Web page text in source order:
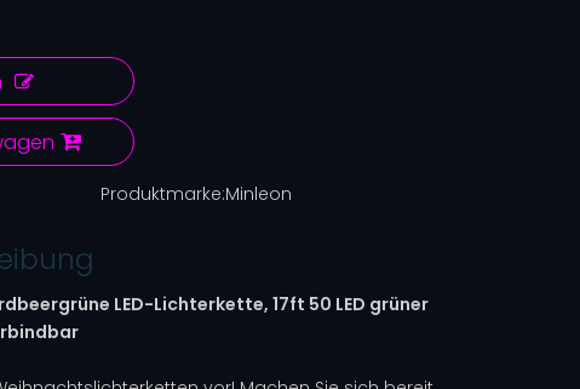
Produktmarke:Minleon
LED-Lichterkette,17ft 50 LED grüner